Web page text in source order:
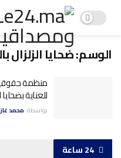
الوسم:ضحايا الزلزال
منظمة
للعناية
بواسطة: محمد
24 ساعة